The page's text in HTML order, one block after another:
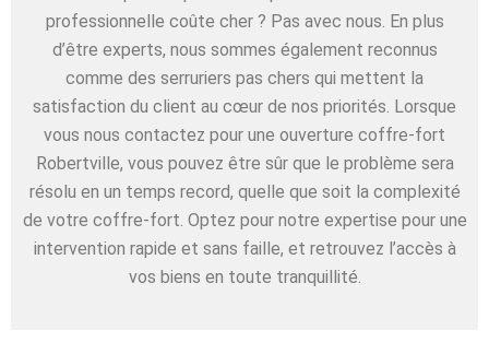
professionnelle coûte cher ? Pas avec nous. En plus
d’être experts, nous sommes également reconnus
comme des serruriers pas chers qui mettent la
satisfaction du client au cœur de nos priorités. Lorsque
vous nous contactez pour une ouverture coffre-fort
Robertville, vous pouvez être sûr que le problème sera
résolu en un temps record, quelle que soit la complexité
de votre coffre-fort. Optez pour notre expertise pour une
intervention rapide et sans faille, et retrouvez l’accès à
vos biens en toute tranquillité.